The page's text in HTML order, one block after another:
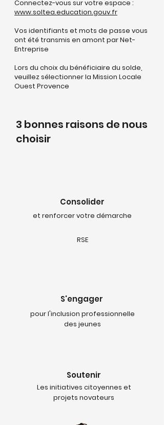
Connectez-vous sur votre espace :
www.soltea.education.gouv.fr
Vos identifiants et mots de passe vous
ont été transmis en amont par Net-
Entreprise
Lors du choix du bénéficiaire du solde,
veuillez sélectionner la Mission Locale
Ouest Provence
3 bonnes raisons de nous
choisir
Consolider
et renforcer votre démarche
RSE
S'engager
pour l'inclusion professionnelle
des jeunes
Soutenir
Les initiatives citoyennes et
projets novateurs